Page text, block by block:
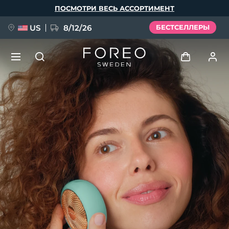
ПОСМОТРИ ВЕСЬ АССОРТИМЕНТ
US 8/12/26 БЕСТСЕЛЛЕРЫ
Войти
Профиль пользователя
Мои приборы
Мои заказы
Мои адреса
Мои подписки
НОВИНКА
FAQ™ Pure Beauty-Tech Elixir
BREAKING NEWS
issa™ Teeth Whitening Set
Язык
English Deutsch
Español
Français
Italiano
Português
Polski
Svenska
Русский
Türkçe
简体中文 繁體中文